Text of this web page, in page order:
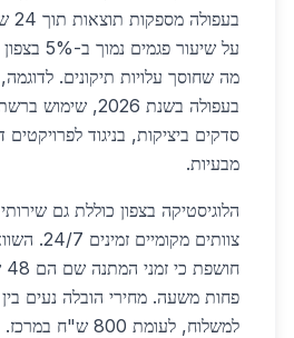
מה שחוסך עלויות תיקונים. לדוגמה,
בעפולה בשנת 2026,
סדקים ביציקות, בניגוד לפרויקטים
מבעיות.
הלוגיסטיקה בצפון כוללת גם
צוותים
למשלוח, לעומת